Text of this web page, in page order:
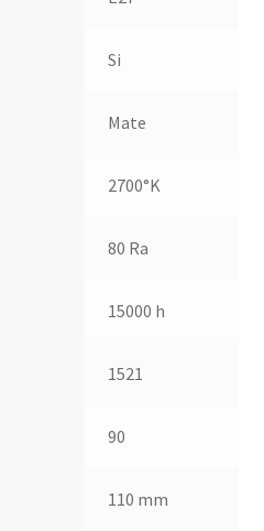
Si
Mate
2700°K
80 Ra
15000 h
1521
90
110 mm